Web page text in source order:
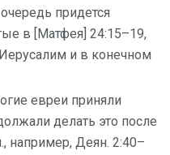
придется
в [Матфея] 24:15–19,
и в конечном
евреи приняли
делать это после
например, Деян. 2:40–